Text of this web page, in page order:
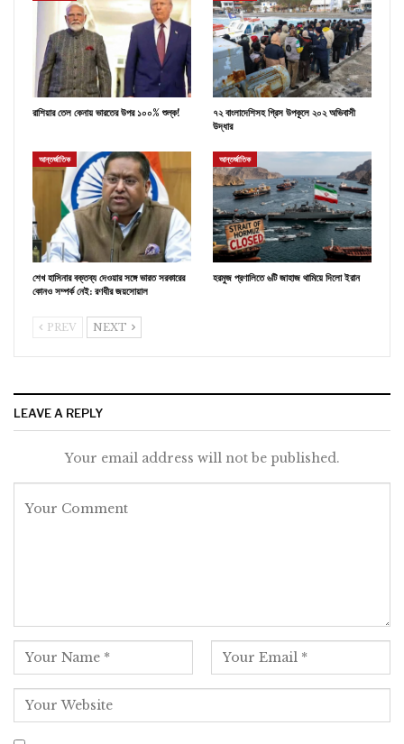
রাশিয়ার তেল কেনায় ভারতের উপর ১০০% শুল্ক!
৭২ বাংলাদেশিসহ গ্রিস উপকূলে ২০২ অভিবাসী
উদ্ধার
আন্তর্জাতিক
শেখ হাসিনার বক্তব্য দেওয়ার সঙ্গে ভারত সরকারের
কোনও সম্পর্ক নেই: রণধীর জয়সোয়াল
আন্তর্জাতিক
হরমুজ প্রণালিতে ৬টি জাহাজ থামিয়ে দিলো ইরান
PREV NEXT
LEAVE A REPLY
Your email address will not be published.